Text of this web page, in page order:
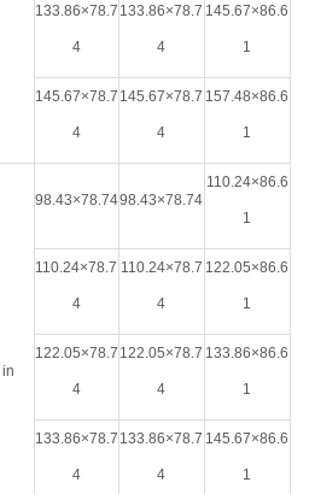
133.86×78.7
4
133.86×78.7
4
145.67×86.6
1
145.67×78.7
4
145.67×78.7
4
157.48×86.6
1
in
98.43×78.7498.43×78.74
110.24×86.6
1
110.24×78.7
4
110.24×78.7
4
122.05×86.6
1
122.05×78.7
4
122.05×78.7
4
133.86×86.6
1
133.86×78.7
4
133.86×78.7
4
145.67×86.6
1